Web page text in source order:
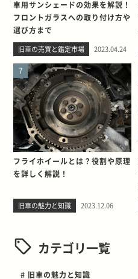
車用サンシェードの効果を解説！
フロントガラスへの取り付け方や
選び方まで
旧車の売買と鑑定市場 2023.04.24
7
フライホイールとは？役割や原理
を詳しく解説！
旧車の魅力と知識 2023.12.06
カテゴリ一覧
# 旧車の魅力と知識